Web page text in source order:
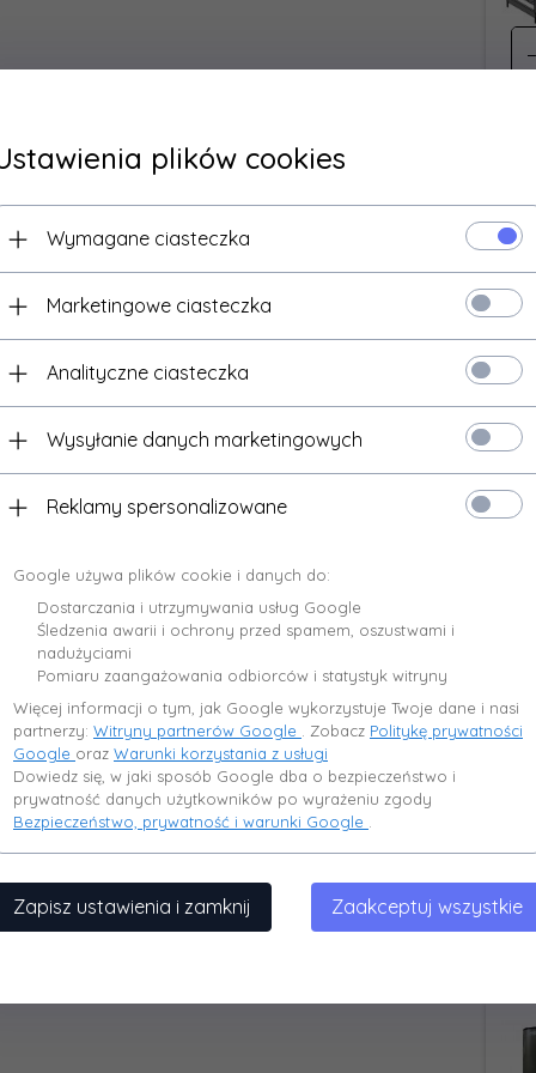
plików cookies
Wymagane ciasteczka
Marketingowe ciasteczka
Analityczne ciasteczka
Wysyłanie danych marketingowych
Reklamy spersonalizowane
Google używa plików cookie i danych do:
Dostarczania i utrzymywania usług Google
Śledzenia awarii i ochrony przed spamem, oszustwami i
nadużyciami
Pomiaru zaangażowania odbiorców i statystyk witryny
Więcej informacji o tym, jak Google wykorzystuje Twoje dane i nasi
partnerzy: Witryny partnerów Google . Zobacz Politykę prywatności
Google oraz Warunki korzystania z usługi
Dowiedz się, w jaki sposób Google dba o bezpieczeństwo i
prywatność danych użytkowników po wyrażeniu zgody
Bezpieczeństwo, prywatność i warunki Google
Zapisz ustawienia i zamknij Zaakceptuj wszystkie
Ilość
dla
Ilość
dla
7793
Ilość
dla
Ilość
dla
Ilość